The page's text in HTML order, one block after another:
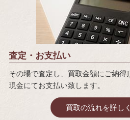
査定・お支払い
その場で査定し、買取金額にご納得
現金にてお支払い致します。
買取の流れを詳し